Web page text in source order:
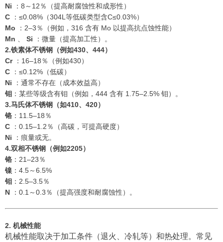
Ni
：8～12％（提高耐腐蚀性和成形性）
C
：≤0.08%（304L等低碳类型含C≤0.03%）
Mo
：2–3％（例如，316 含有 Mo 以提高抗点蚀性能）
Mn
Si
：微量（提高加工性）。
2.铁素体不锈钢（例如430、444）
Cr
：16–18％（例如430）
C
：≤0.12%（低碳）
Ni
：通常不存在（成本效益高）
钼 ：某些等级含有钼（例如，444 含有 1.75–2.5% 钼）。
3.马氏体不锈钢（如410、420）
铬 ：11.5–18％
C
：0.15–1.2％（高碳，可提高硬度）
Ni
：痕量或无。
4.双相不锈钢（例如2205）
铬 ：21–23％
镍 ：4.5～6.5%
钼 ：2.5–3.5％
N
：0.1～0.3％（提高强度和耐腐蚀性）。
2. 机械性能
机械性能取决于加工条件（退火、冷轧等）和热处理。常见